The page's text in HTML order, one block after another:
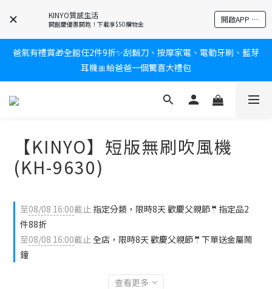
KINYO質感生活
開館慶優惠開跑！下載享$50購物金 開啟APP 享隱藏優惠
新會員送$100購物金✨再享消費回饋無極限
新會員送$100購物金✨再享消費回饋無極限
爸氣有禮賞🎁全館任2件9折✨刮鬍刀、按摩家電、電動牙刷、藍芽
耳機🎀給爸爸一個驚喜大禮包
炎熱夏日救星☀️秒凍扇登場💙半導體製冷 x 微米級冰霧，一秒開
新會員送$100購物金✨再享消費回饋無極限
【KINYO】短版無刷吹風機
(KH-9630)
至08/08 16:00截止 指定分類，限時8天 歡慶父親節🤵指定品2
件88折
至08/08 16:00截止全店，限時8天 歡慶父親節🤵下單送金屬鬧
鐘
查看更多